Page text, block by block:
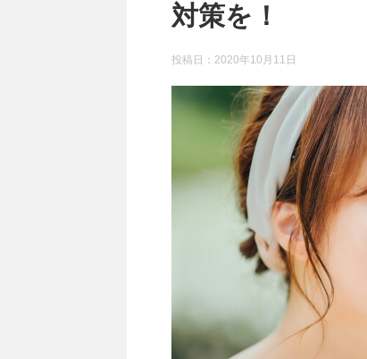
対策を！
投稿日： 2020年10月11日